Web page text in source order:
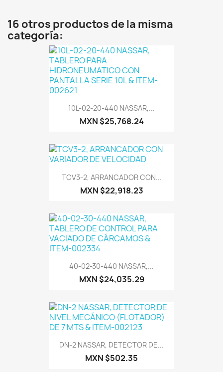
16 otros productos de la misma
categoría:
10L-02-20-440 NASSAR,...
MXN $25,768.24
TCV3-2, ARRANCADOR CON...
MXN $22,918.23
40-02-30-440 NASSAR,...
MXN $24,035.29
DN-2 NASSAR, DETECTOR DE...
MXN $502.35